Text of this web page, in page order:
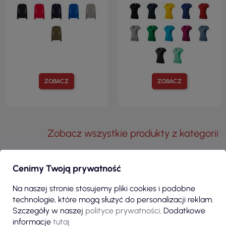
ZOBACZ ZOBACZ
Zobacz wszystkie produkty z kategorii
KLIENCI, KTÓRZY ZAKUPILI TEN
PRODUKT, KUPILI RÓWNIEŻ:
Cenimy Twoją prywatność
Na naszej stronie stosujemy pliki cookies i podobne
technologie, które mogą służyć do personalizacji reklam.
Szczegóły w naszej polityce prywatności. Dodatkowe
informacje tutaj